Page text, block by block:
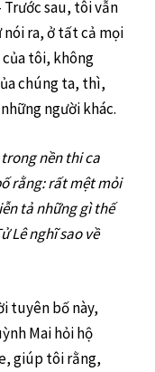
sau, tôi vẫn
ra, ở tất cả mọi
tôi, không
chúng ta, thì,
người khác.
nền thi ca
rằng: rất mệt mỏi
tả những gì thế
Lê nghĩ sao về
tuyên bố này,
Mai hỏi hộ
giúp tôi rằng,